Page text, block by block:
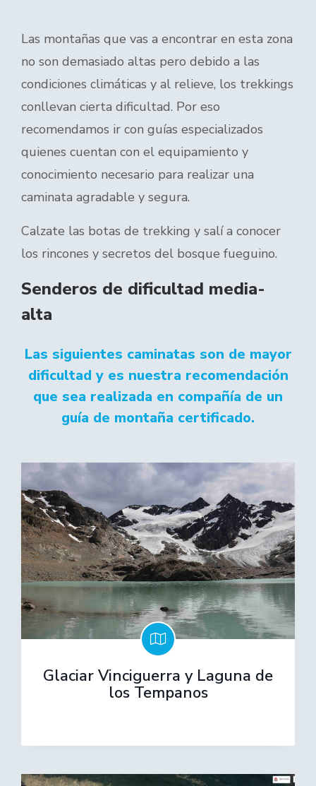
Las montañas que vas a encontrar en esta zona
no son demasiado altas pero debido a las
condiciones climáticas y al relieve, los trekkings
conllevan cierta dificultad. Por eso
recomendamos ir con guías especializados
quienes cuentan con el equipamiento y
conocimiento necesario para realizar una
caminata agradable y segura.
Calzate las botas de trekking y salí a conocer
los rincones y secretos del bosque fueguino.
Senderos de dificultad media-
alta
Las siguientes caminatas son de mayor
dificultad y es nuestra recomendación
que sea realizada en compañía de un
guía de montaña certificado.
Glaciar Vinciguerra y Laguna de
los Tempanos